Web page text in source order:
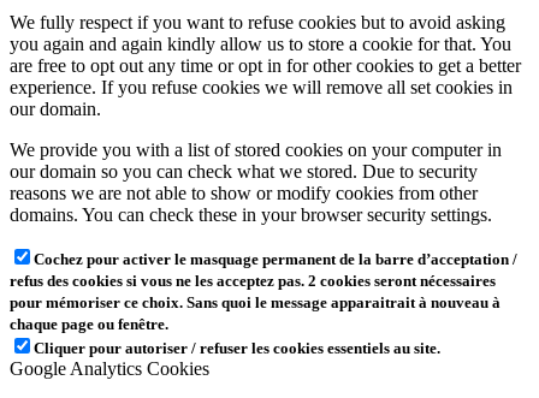
We fully respect if you want to refuse cookies but to avoid asking
you again and again kindly allow us to store a cookie for that. You
are free to opt out any time or opt in for other cookies to get a better
experience. If you refuse cookies we will remove all set cookies in
our domain.
We provide you with a list of stored cookies on your computer in
our domain so you can check what we stored. Due to security
reasons we are not able to show or modify cookies from other
domains. You can check these in your browser security settings.
Cochez pour activer le masquage permanent de la barre d’acceptation /
refus des cookies si vous ne les acceptez pas. 2 cookies seront nécessaires
pour mémoriser ce choix. Sans quoi le message apparaitrait à nouveau à
chaque page ou fenêtre.
Cliquer pour autoriser / refuser les cookies essentiels au site.
Google Analytics Cookies